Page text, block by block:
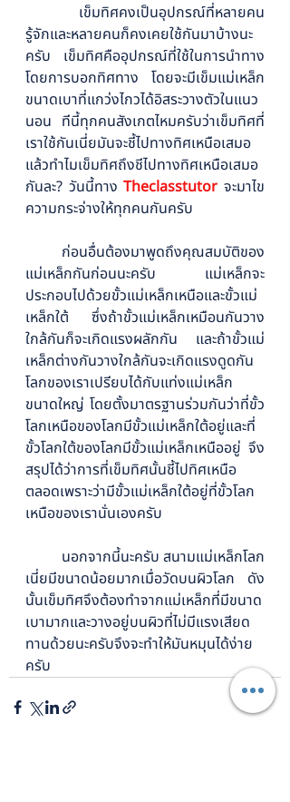
เข็มทิศคงเป็นอุปกรณ์ที่หลายคน
รู้จักและหลายคนก็คงเคยใช้กันมาบ้างนะ
ครับ เข็มทิศคืออุปกรณ์ที่ใช้ในการนำทาง
โดยการบอกทิศทาง โดยจะมีเข็มแม่เหล็ก
ขนาดเบาที่แกว่งไกวได้อิสระวางตัวในแนว
นอน ทีนี้ทุกคนสังเกตไหมครับว่าเข็มทิศที่
เราใช้กันเนี่ยมันจะชี้ไปทางทิศเหนือเสมอ
แล้วทำไมเข็มทิศถึงชีไปทางทิศเหนือเสมอ
กันละ? วันนี้ทาง Theclasstutor จะมาไข
ความกระจ่างให้ทุกคนกันครับ
ก่อนอื่นต้องมาพูดถึงคุณสมบัติของ
แม่เหล็กกันก่อนนะครับ แม่เหล็กจะ
ประกอบไปด้วยขั้วแม่เหล็กเหนือและขั้วแม่
เหล็กใต้ ซึ่งถ้าขั้วแม่เหล็กเหมือนกันวาง
ใกล้กันก็จะเกิดแรงผลักกัน และถ้าขั้วแม่
เหล็กต่างกันวางใกล้กันจะเกิดแรงดูดกัน
โลกของเราเปรียบได้กับแท่งแม่เหล็ก
ขนาดใหญ่ โดยตั้งมาตรฐานร่วมกันว่าที่ขั้ว
โลกเหนือของโลกมีขั้วแม่เหล็กใต้อยู่และที่
ขั้วโลกใต้ของโลกมีขั้วแม่เหล็กเหนืออยู่ จึง
สรุปได้ว่าการที่เข็มทิศนั้นชี้ไปทิศเหนือ
ตลอดเพราะว่ามีขั้วแม่เหล็กใต้อยู่ที่ขั้วโลก
เหนือของเรานั่นเองครับ
นอกจากนี้นะครับ สนามแม่เหล็กโลก
เนี่ยมีขนาดน้อยมากเมื่อวัดบนผิวโลก ดัง
นั้นเข็มทิศจึงต้องทำจากแม่เหล็กที่มีขนาด
เบามากและวางอยู่บนผิวที่ไม่มีแรงเสียด
ทานด้วยนะครับจึงจะทำให้มันหมุนได้ง่าย
ครับ